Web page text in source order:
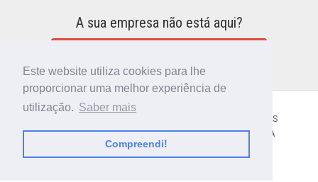
Este website utiliza cookies para lhe
proporcionar uma melhor experiência de
utilização. Saber mais
Compreendi!
A sua empresa não está aqui?
TERMOS E CONDIÇÕES
POLÍTICA DE PRIVACIDADE
CONTACTOS AJUDA